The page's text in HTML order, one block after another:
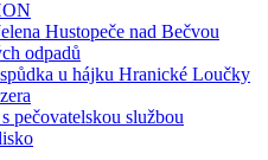
Hustopeče nad Bečvou
odpadů
u hájku Hranické Loučky
pečovatelskou službou